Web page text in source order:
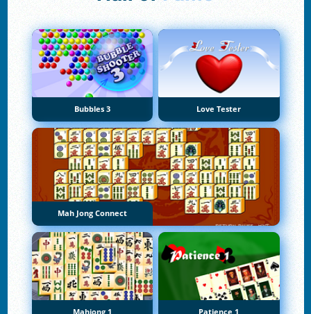
Bubbles 3 Love Tester
Mah Jong Connect
Mahjong 1 Patience 1